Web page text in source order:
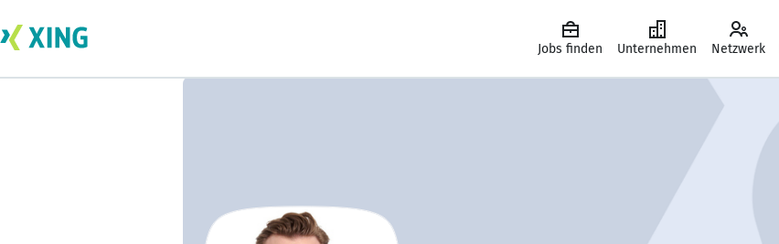
Jobs finden Unternehmen Netzwerk